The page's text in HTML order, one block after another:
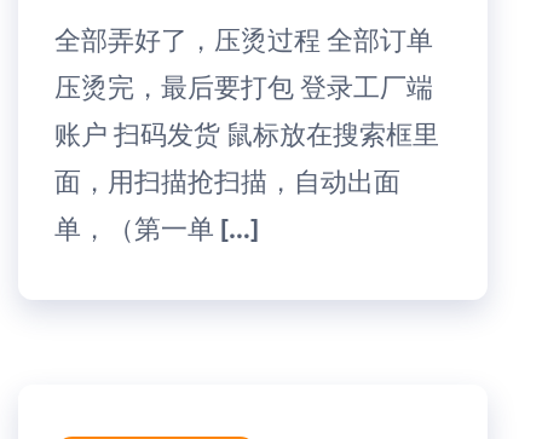
全部弄好了，压烫过程 全部订单
压烫完，最后要打包 登录工厂端
账户 扫码发货 鼠标放在搜索框里
面，用扫描抢扫描，自动出面
单，（第一单 […]